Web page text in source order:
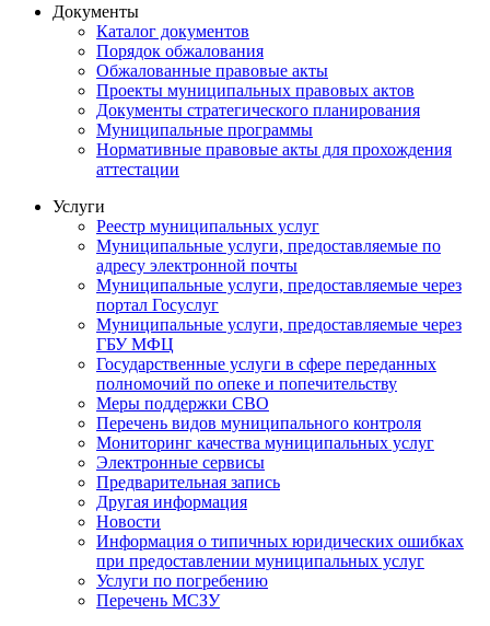
Документы
Каталог документов
Порядок обжалования
Обжалованные правовые акты
Проекты муниципальных правовых актов
Документы стратегического планирования
Муниципальные программы
Нормативные правовые акты для прохождения
аттестации
Услуги
Реестр муниципальных услуг
Муниципальные услуги, предоставляемые по
адресу электронной почты
Муниципальные услуги, предоставляемые через
портал Госуслуг
Муниципальные услуги, предоставляемые через
ГБУ МФЦ
Государственные услуги в сфере переданных
полномочий по опеке и попечительству
Меры поддержки СВО
Перечень видов муниципального контроля
Мониторинг качества муниципальных услуг
Электронные сервисы
Предварительная запись
Другая информация
Новости
Информация о типичных юридических ошибках
при предоставлении муниципальных услуг
Услуги по погребению
Перечень МСЗУ